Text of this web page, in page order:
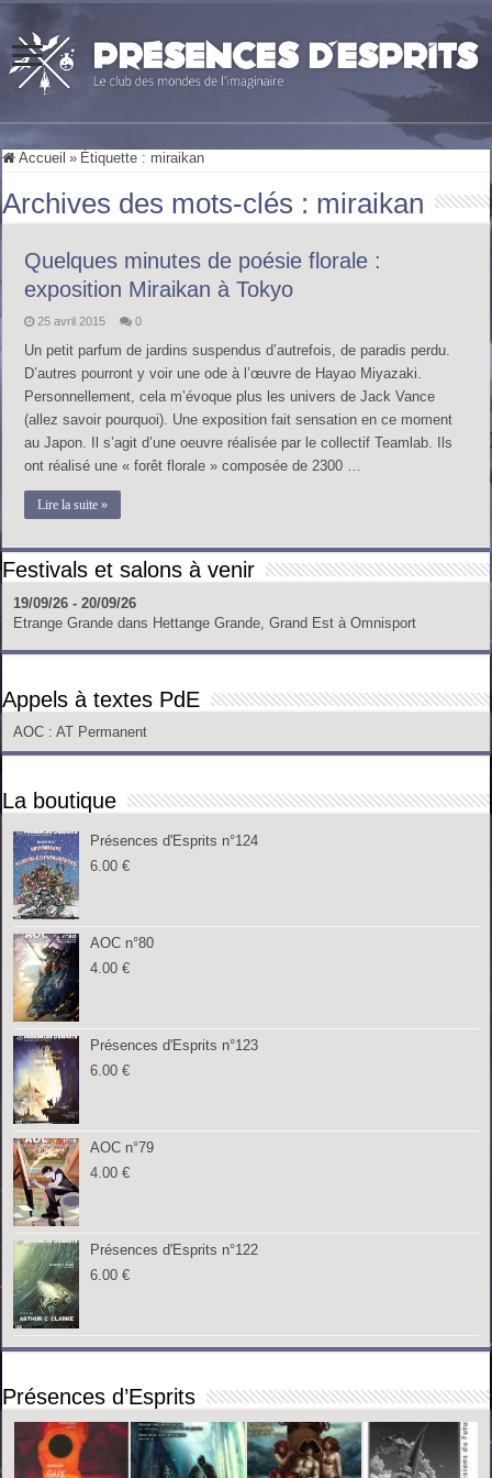
Accueil » Étiquette : miraikan
Archives des mots-clés : miraikan
Quelques minutes de poésie florale :
exposition Miraikan à Tokyo
25 avril 2015 0
Un petit parfum de jardins suspendus d’autrefois, de paradis perdu.
D’autres pourront y voir une ode à l’œuvre de Hayao Miyazaki.
Personnellement, cela m’évoque plus les univers de Jack Vance
(allez savoir pourquoi). Une exposition fait sensation en ce moment
au Japon. Il s’agit d’une oeuvre réalisée par le collectif Teamlab. Ils
ont réalisé une « forêt florale » composée de 2300 …
Lire la suite »
Festivals et salons à venir
19/09/26 - 20/09/26
Etrange Grande dans Hettange Grande, Grand Est à Omnisport
Appels à textes PdE
AOC : AT Permanent
La boutique
Présences d'Esprits n°124
6.00€
AOC n°80
4.00€
Présences d'Esprits n°123
6.00€
AOC n°79
4.00€
Présences d'Esprits n°122
6.00€
Présences d’Esprits